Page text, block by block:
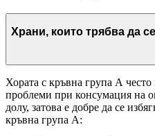
Храни, които трябва да
Хората с кръвна група А
проблеми при консумация на
долу, затова е добре да се
кръвна група А: